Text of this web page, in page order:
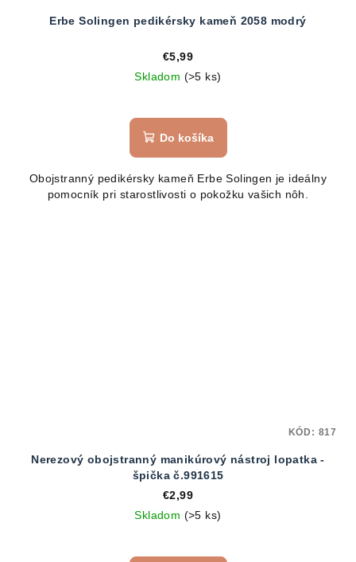
Erbe Solingen pedikérsky kameň 2058 modrý
€5,99
Skladom (>5 ks)
Do košíka
Obojstranný pedikérsky kameň Erbe Solingen je ideálny
pomocník pri starostlivosti o pokožku vašich nôh.
Nerezový obojstranný manikúrový nástroj lopatka -
špička č.991615
€2,99
Skladom (>5 ks)
KÓD: 817